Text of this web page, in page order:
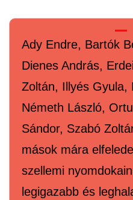
Ady Endre, Bartók
Dienes András,
Zoltán, Illyés Gyula,
Németh László,
Sándor, Szabó
mások mára
szellemi
legigazabb és